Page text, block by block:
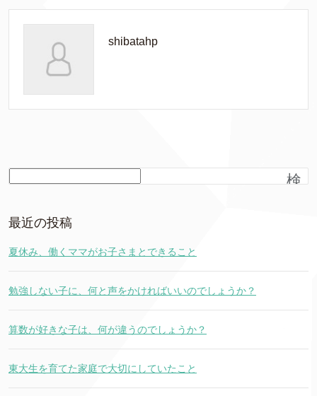
shibatahp
検
最近の投稿
夏休み、働くママがお子さまとできること
勉強しない子に、何と声をかければいいのでしょうか？
算数が好きな子は、何が違うのでしょうか？
東大生を育てた家庭で大切にしていたこと